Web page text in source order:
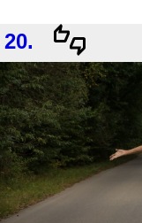
20.